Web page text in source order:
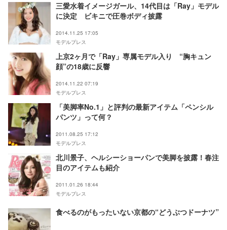
三愛水着イメージガール、14代目は「Ray」モデル
に決定 ビキニで圧巻ボディ披露
2014.11.25 17:05
モデルプレス
上京2ヶ月で「Ray」専属モデル入り “胸キュン
顔”の18歳に反響
2014.11.22 07:19
モデルプレス
「美脚率No.1」と評判の最新アイテム「ペンシル
パンツ」って何？
2011.08.25 17:12
モデルプレス
北川景子、ヘルシーショーパンで美脚を披露！春注
目のアイテムも紹介
2011.01.26 18:44
モデルプレス
食べるのがもったいない京都の“どうぶつドーナツ”